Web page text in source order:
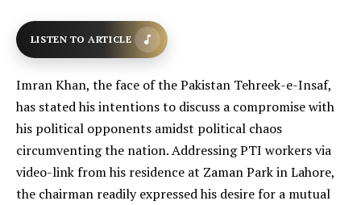
LISTEN TO ARTICLE
Imran Khan, the face of the Pakistan Tehreek-e-Insaf,
has stated his intentions to discuss a compromise with
his political opponents amidst political chaos
circumventing the nation. Addressing PTI workers via
video-link from his residence at Zaman Park in Lahore,
the chairman readily expressed his desire for a mutual